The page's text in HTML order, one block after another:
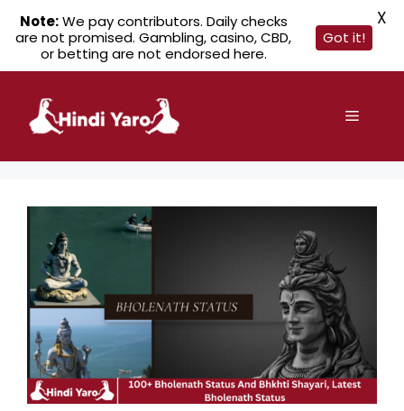
content
Menu
Note:We pay contributors. Daily checks
are not promised. Gambling, casino, CBD,
or betting are not endorsed here.
Got it!
X